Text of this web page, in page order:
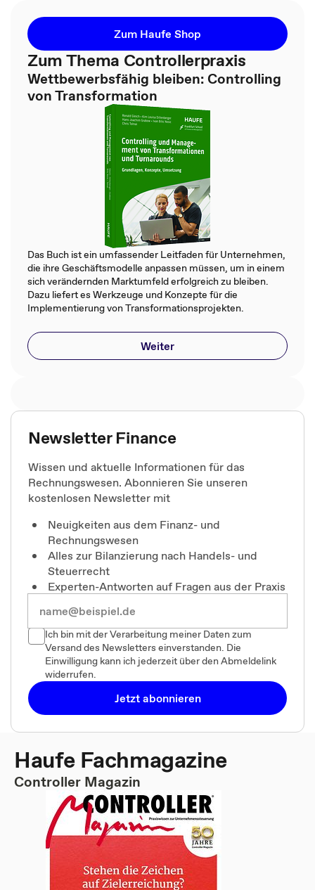
Zum Haufe Shop
Zum Thema Controllerpraxis
Wettbewerbsfähig bleiben: Controlling
von Transformation
Das Buch ist ein umfassender Leitfaden für Unternehmen,
die ihre Geschäftsmodelle anpassen müssen, um in einem
sich verändernden Marktumfeld erfolgreich zu bleiben.
Dazu liefert es Werkzeuge und Konzepte für die
Implementierung von Transformationsprojekten.
Weiter
Newsletter Finance
Wissen und aktuelle Informationen für das
Rechnungswesen. Abonnieren Sie unseren
kostenlosen Newsletter mit
Neuigkeiten aus dem Finanz- und
Rechnungswesen
Alles zur Bilanzierung nach Handels- und
Steuerrecht
Experten-Antworten auf Fragen aus der Praxis
Ich bin mit der Verarbeitung meiner Daten zum
Versand des Newsletters einverstanden. Die
Einwilligung kann ich jederzeit über den Abmeldelink
widerrufen.
Jetzt abonnieren
Haufe Fachmagazine
Controller Magazin